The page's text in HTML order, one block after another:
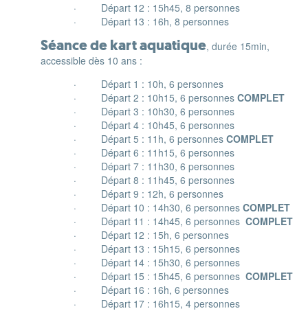
· Départ 12 : 15h45, 8 personnes
· Départ 13 : 16h, 8 personnes
Séance de kart aquatique, durée 15min,
accessible dès 10 ans :
· Départ 1 : 10h, 6 personnes
· Départ 2 : 10h15, 6 personnesCOMPLET
· Départ 3 : 10h30, 6 personnes
· Départ 4 : 10h45, 6 personnes
· Départ 5 : 11h, 6 personnesCOMPLET
· Départ 6 : 11h15, 6 personnes
· Départ 7 : 11h30, 6 personnes
· Départ 8 : 11h45, 6 personnes
· Départ 9 : 12h, 6 personnes
· Départ 10 : 14h30, 6 personnesCOMPLET
· Départ 11 : 14h45, 6 personnesCOMPLET
· Départ 12 : 15h, 6 personnes
· Départ 13 : 15h15, 6 personnes
· Départ 14 : 15h30, 6 personnes
· Départ 15 : 15h45, 6 personnesCOMPLET
· Départ 16 : 16h, 6 personnes
· Départ 17 : 16h15, 4 personnes